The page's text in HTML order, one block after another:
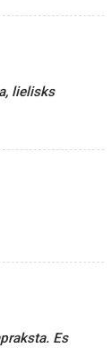
lielisks
Es